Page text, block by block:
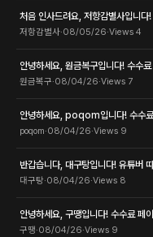
처음 인사드려요, 저항감별사입니다
저항감별사·08/05/26·Views 4
안녕하세요, 원금복구입니다! 수수
원금복구·08/04/26·Views 7
안녕하세요, poqom입니다! 수수
poqom·08/04/26·Views 9
반갑습니다, 대구탕입니다! 유튜버
대구탕·08/04/26·Views 8
안녕하세요, 구땡입니다! 수수료 페
구땡·08/04/26·Views 9